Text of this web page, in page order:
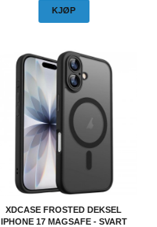
KJØP
XDCASE FROSTED DEKSEL
IPHONE 17 MAGSAFE - SVART